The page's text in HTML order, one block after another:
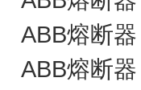
ABB熔断
ABB熔断